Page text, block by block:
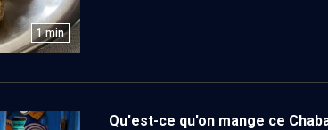
1 min
Qu'est-ce qu'on mange ce